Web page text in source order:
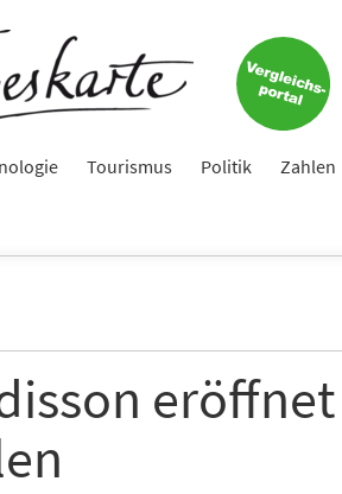
Tourismus Politik Zahlen
mehr
Newsletter